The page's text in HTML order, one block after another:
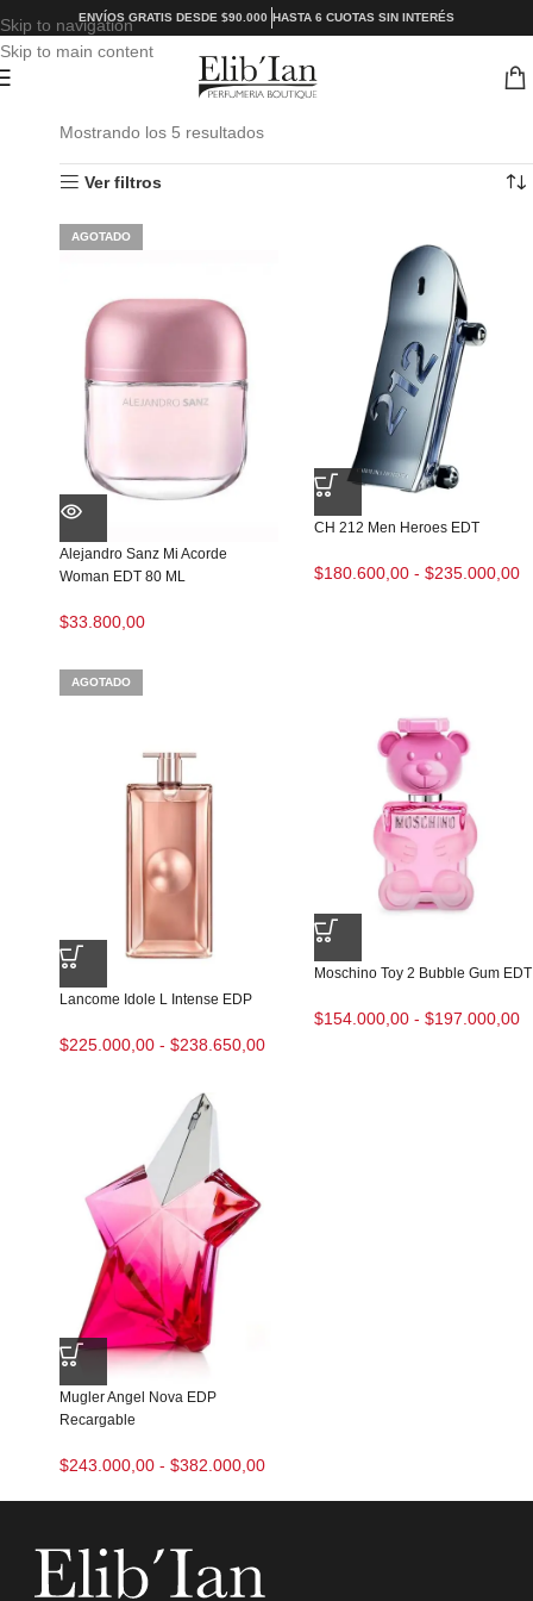
Skip to navigation
Skip to main content
ENVÍOS GRATIS DESDE $90.000 HASTA 6 CUOTAS SIN INTERÉS
Mostrando los 5 resultados
Ver filtros
AGOTADO
Alejandro Sanz Mi Acorde
Woman EDT 80 ML
$33.800,00
CH 212 Men Heroes EDT
$180.600,00 - $235.000,00
AGOTADO
Lancome Idole L Intense EDP
$225.000,00 - $238.650,00
Moschino Toy 2 Bubble Gum EDT
$154.000,00 - $197.000,00
Mugler Angel Nova EDP
Recargable
$243.000,00 - $382.000,00